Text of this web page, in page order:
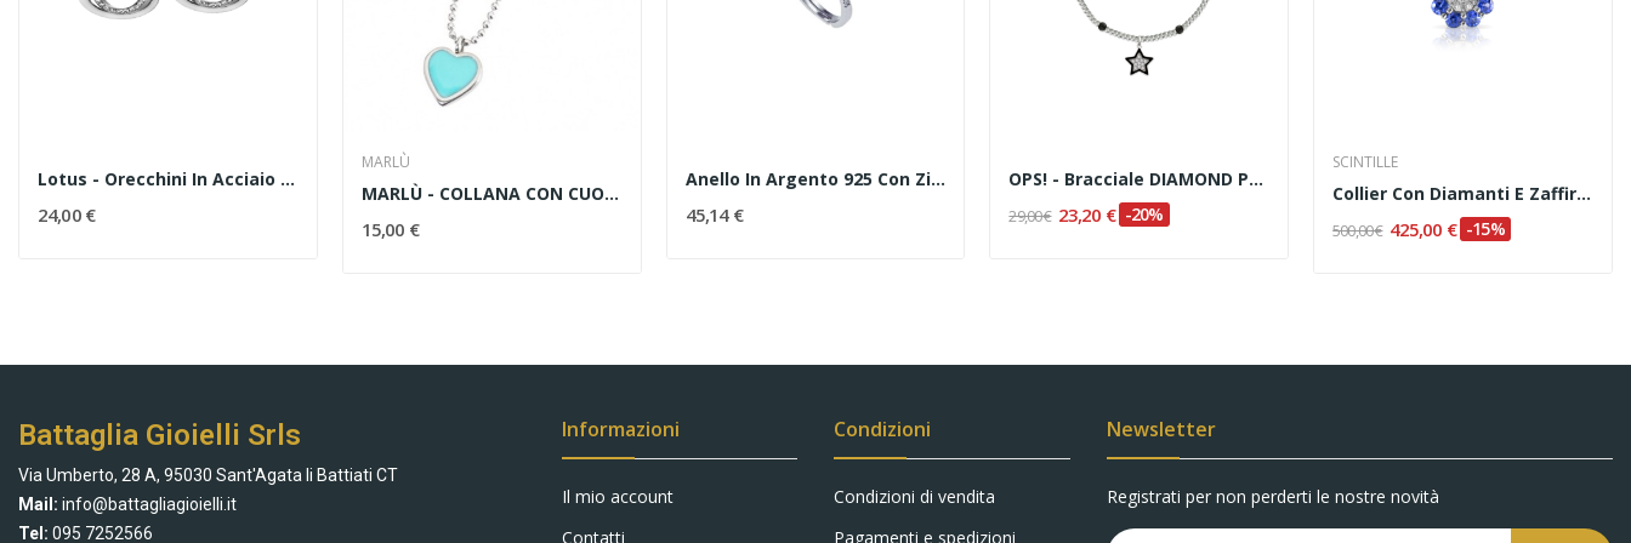
Lotus - Orecchini In Acciaio Codice LS1780/4/1
24,00 €
MARLÙ
MARLÙ - COLLANA CON CUORE SMALTATO
15,00 €
Anello In Argento 925 Con Zirconi E Pietra Blu...
45,14 €
OPS! - Bracciale DIAMOND PAINT
29,00 € 23,20 € -20%
SCINTILLE
Collier Con Diamanti E Zaffiri Naturali Codice...
500,00 € 425,00 € -15%
Battaglia Gioielli Srls
Via Umberto, 28 A, 95030 Sant'Agata li Battiati CT
Mail: info@battagliagioielli.it
Tel: 095 7252566
Informazioni
Il mio account
Contatti
Condizioni
Condizioni di vendita
Pagamenti e spedizioni
Newsletter
Registrati per non perderti le nostre novità